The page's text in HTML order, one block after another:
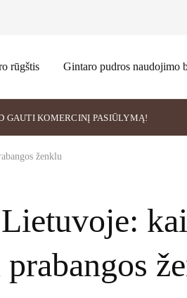
rūgštis Gintaro pudros naudojimo
GAUTI KOMERCINĮ PASIŪLYMĄ!
ženklu